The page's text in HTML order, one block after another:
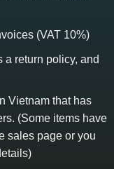
(VAT 10%)
a return policy, and
Vietnam that has
(Some items have
sales page or you